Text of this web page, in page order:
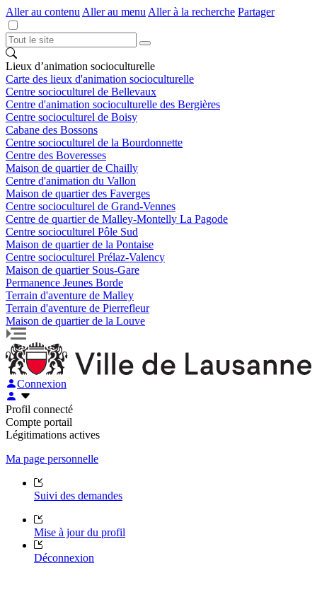
Aller au contenu Aller au menu Aller à la recherche Partager
Lieux d’animation socioculturelle
Carte des lieux d'animation socioculturelle
Centre socioculturel de Bellevaux
Centre d'animation socioculturelle des Bergières
Centre socioculturel de Boisy
Cabane des Bossons
Centre socioculturel de la Bourdonnette
Centre des Boveresses
Maison de quartier de Chailly
Centre d'animation du Vallon
Maison de quartier des Faverges
Centre socioculturel de Grand-Vennes
Centre de quartier de Malley-Montelly La Pagode
Centre socioculturel Pôle Sud
Maison de quartier de la Pontaise
Centre socioculturel Prélaz-Valency
Maison de quartier Sous-Gare
Permanence Jeunes Borde
Terrain d'aventure de Malley
Terrain d'aventure de Pierrefleur
Maison de quartier de la Louve
Connexion
Profil connecté
Compte portail
Légitimations actives
Ma page personnelle
Suivi des demandes
Mise à jour du profil
Déconnexion